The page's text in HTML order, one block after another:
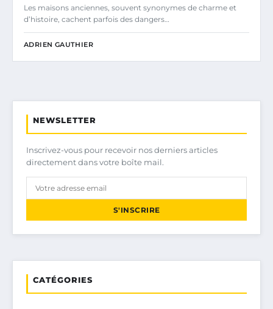
Les maisons anciennes, souvent synonymes de charme et
d’histoire, cachent parfois des dangers…
ADRIEN GAUTHIER
NEWSLETTER
Inscrivez-vous pour recevoir nos derniers articles
directement dans votre boîte mail.
S'INSCRIRE
CATÉGORIES